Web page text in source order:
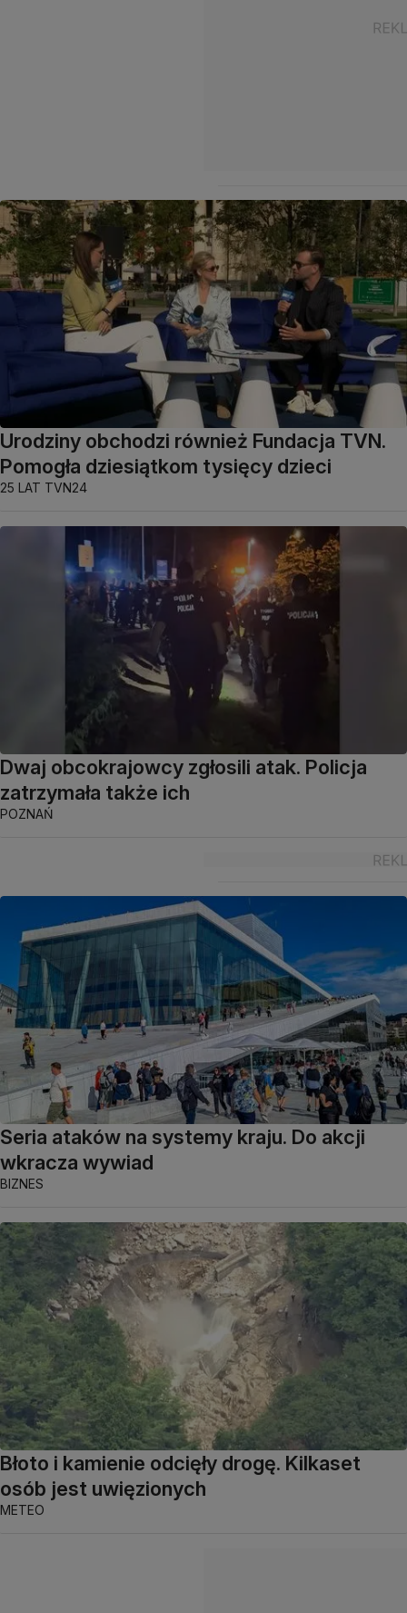
Urodziny obchodzi również Fundacja TVN.
Pomogła dziesiątkom tysięcy dzieci
25 LAT TVN24
Dwaj obcokrajowcy zgłosili atak. Policja
zatrzymała także ich
POZNAŃ
Seria ataków na systemy kraju. Do akcji
wkracza wywiad
BIZNES
Błoto i kamienie odcięły drogę. Kilkaset
osób jest uwięzionych
METEO